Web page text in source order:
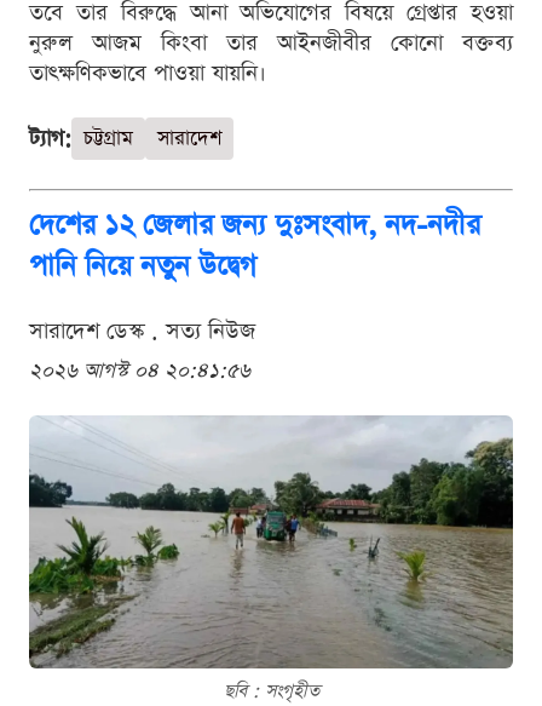
তবে তার বিরুদ্ধে আনা অভিযোগের বিষয়ে গ্রেপ্তার হওয়া
নুরুল আজম কিংবা তার আইনজীবীর কোনো বক্তব্য
তাৎক্ষণিকভাবে পাওয়া যায়নি।
ট্যাগ: চট্টগ্রাম সারাদেশ
দেশের ১২ জেলার জন্য দুঃসংবাদ, নদ-নদীর
পানি নিয়ে নতুন উদ্বেগ
সারাদেশ ডেস্ক . সত্য নিউজ
২০২৬ আগস্ট ০৪ ২০:৪১:৫৬
ছবি : সংগৃহীত